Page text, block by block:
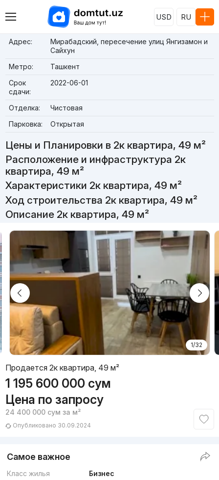
USD RU
Адрес:
Мирабадский, пересечение улиц Янгизамон и
Сайхун
Метро:
Ташкент
Срок
сдачи:
2022-06-01
Отделка:
Чистовая
Парковка:
Открытая
Цены и Планировки в 2к квартира, 49 м²
Расположение и инфраструктура 2к
квартира, 49 м²
Характеристики 2к квартира, 49 м²
Ход строительства 2к квартира, 49 м²
Описание 2к квартира, 49 м²
1/32
Продается 2к квартира, 49 м²
1 195 600 000 сум
Цена по запросу
24 400 000 сум за м²
Опубликовано 30.09.2024
Самое важное
Класс жилья
Бизнес